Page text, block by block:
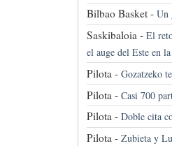
Bilbao Basket - Un
Saskibaloia - El
el auge del Este en
Pilota - Gozatzeko
Pilota - Casi 700
Pilota - Doble cita
Pilota - Zubieta y